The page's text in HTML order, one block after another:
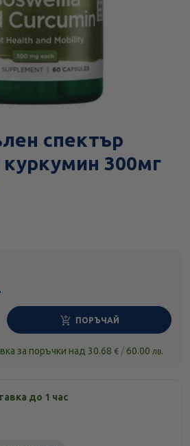
спектър
300мг
ПОРЪЧАЙ
за поръчки над 30.68 € / 60.00 лв.
до 1 час